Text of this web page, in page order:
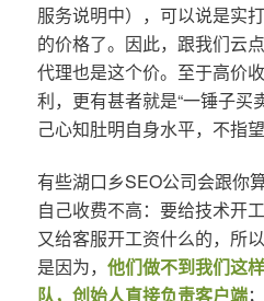
服务说明中），可以说是实
的价格了。因此，跟我们云
代理也是这个价。至于高价
利，更有甚者就是“一锤子买
己心知肚明自身水平，不指
有些湖口乡SEO公司会跟你
自己收费不高：要给技术开
又给客服开工资什么的，所
是因为， 他们做不到我们这
队，创始人直接负责客户端